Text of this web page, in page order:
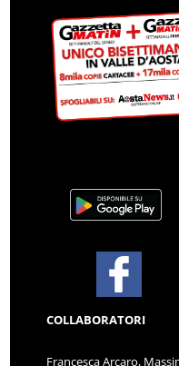
COLLABORATORI
Francesca Arcaro,